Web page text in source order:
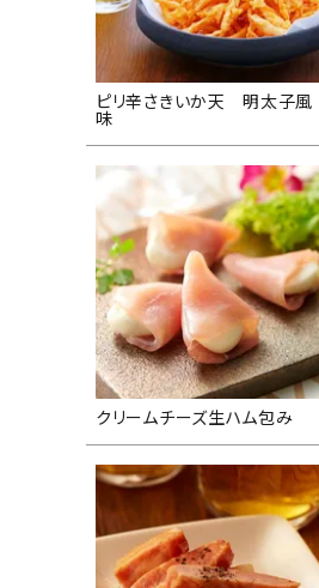
ピリ辛さきいか天 明太子風
味
クリームチーズ生ハム包み